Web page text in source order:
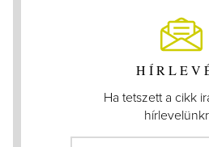
Ha tetszett a cikk